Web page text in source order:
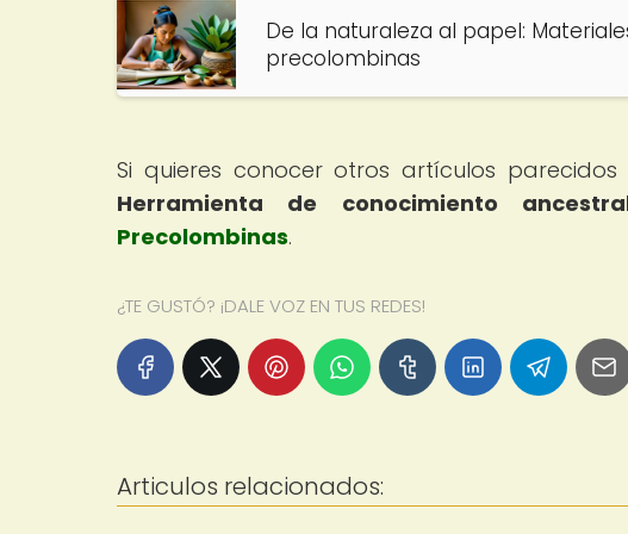
De la naturaleza al papel:
precolombinas
Si quieres conocer otros artículos parecidos
Herramienta de conocimiento
Precolombinas.
¿TE GUSTÓ? ¡DALE VOZ EN TUS REDES!
Articulos relacionados: